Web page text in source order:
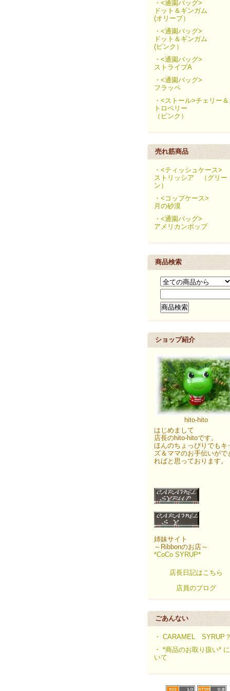
・<通園バッグ>
ドット＆ギンガム
(オリーブ）
・<通園バッグ>
ドット＆ギンガム
(ピンク）
・<通園バッグ>
ストライプA
・<通園バッグ>
フラッペ
・<ストール>チェリー
トロベリー
（ピンク）
売れ筋商品
・<ティッシュケース>
ストリッシア （グリー
ン）
・<コップケース>
月の砂漠
・<通園バッグ>
アメリカンポップ
商品検索
ショップ紹介
hito-hito
はじめまして
店長のhito-hitoです。
ほんのちょっぴりでもキ
ズ＆ママのお手伝いがで
ればと思っております。
姉妹サイト
～Ribbonのお店～
*CoCo SYRUP*
店長日記はこちら
店員のブログ
ごあんない
・ CARAMEL SYRUP
・ *商品のお取り扱い*
いて